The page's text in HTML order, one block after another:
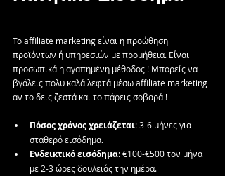
Το affiliate marketing είναι η προώθηση
προϊόντων ή υπηρεσιών με προμήθεια. Είναι
προσωπικά η αγαπημένη μέθοδος ! Μπορείς να
βγάλεις πολυ καλά λεφτά μέσω affiliate marketing
αν το δεις ζεστά και το πάρεις σοβαρά !
Πόσοςχρόνοςχρειάζεται: 3-6 μήνες για
σταθερό εισόδημα.
Ενδεικτικόεισόδημα: €100-€500 τον μήνα
με 2-3 ώρες δουλειάς την ημέρα.